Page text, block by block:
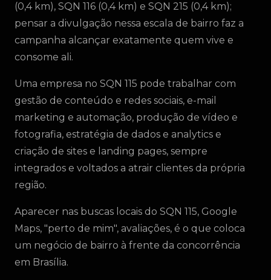
(0,4 km), SQN 116 (0,4 km) e SQN 215 (0,4 km);
pensar a divulgação nessa escala de bairro faz a
campanha alcançar exatamente quem vive e
consome ali.
Uma empresa no SQN 115 pode trabalhar com
gestão de conteúdo e redes sociais, e-mail
marketing e automação, produção de vídeo e
fotografia, estratégia de dados e analytics e
criação de sites e landing pages, sempre
integrados e voltados a atrair clientes da própria
região.
Aparecer nas buscas locais do SQN 115, Google
Maps, "perto de mim", avaliações, é o que coloca
um negócio de bairro à frente da concorrência
em Brasília.